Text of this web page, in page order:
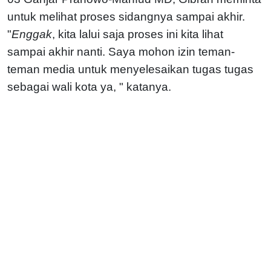
untuk melihat proses sidangnya sampai akhir.
"Enggak, kita lalui saja proses ini kita lihat
sampai akhir nanti. Saya mohon izin teman-
teman media untuk menyelesaikan tugas tugas
sebagai wali kota ya, " katanya.